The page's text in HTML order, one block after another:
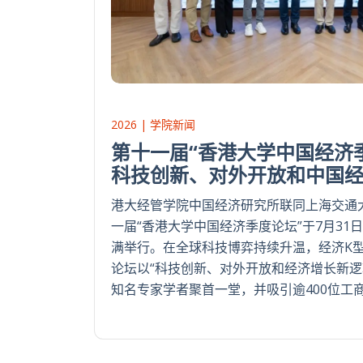
2026 | 学院新闻
第十一届“香港大学中国经济
科技创新、对外开放和中国
港大经管学院中国经济研究所联同上海交
一届“香港大学中国经济季度论坛”于7月31
满举行。在全球科技博弈持续升温，经济K
论坛以“科技创新、对外开放和经济增长新
知名专家学者聚首一堂，并吸引逾400位工